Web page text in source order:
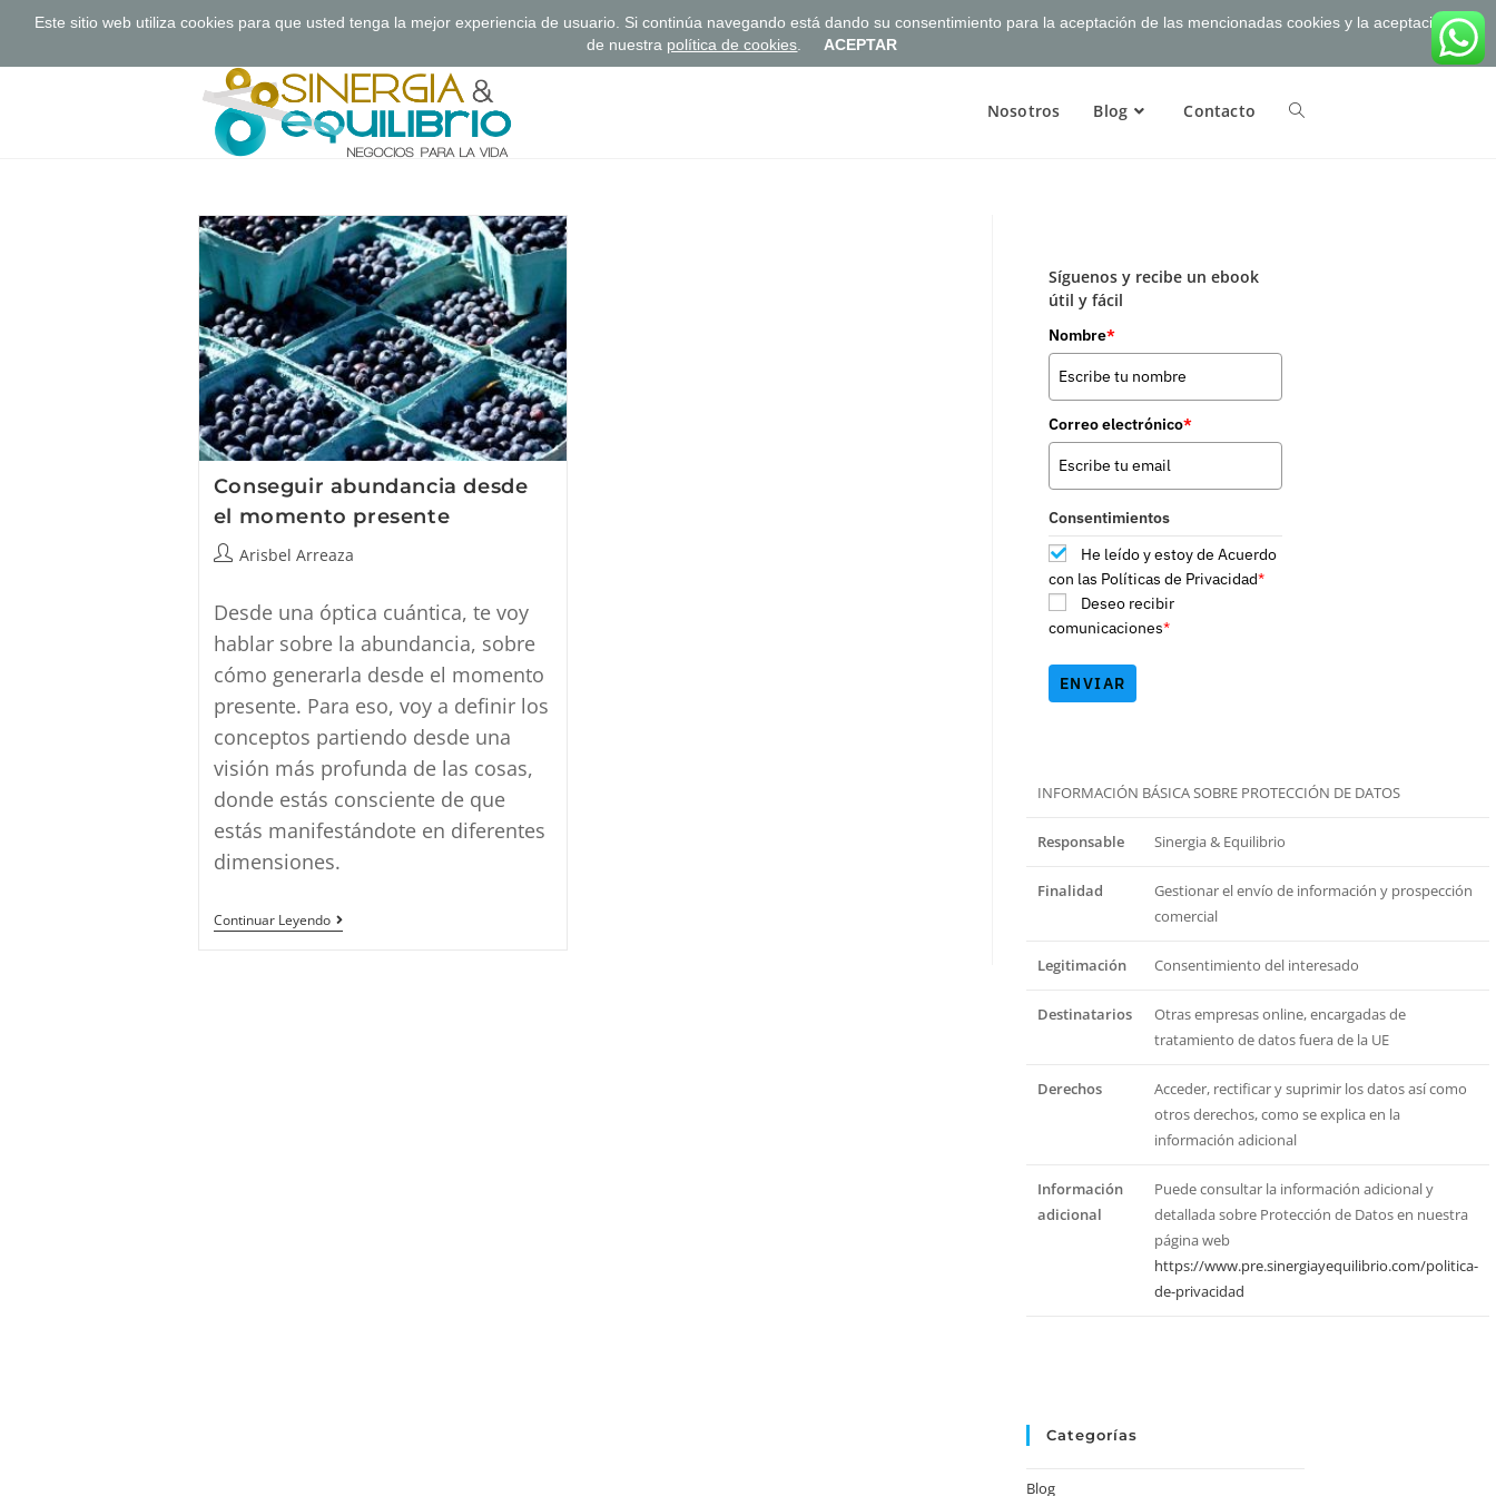
Nosotros Blog Contacto
Conseguir abundancia desde
el momento presente
Autor
la
entrada:
Arisbel Arreaza
Desde una óptica cuántica, te voy
hablar sobre la abundancia, sobre
cómo generarla desde el momento
presente. Para eso, voy a definir los
conceptos partiendo desde una
visión más profunda de las cosas,
donde estás consciente de que
estás manifestándote en diferentes
dimensiones.
Continuar LeyendoConseguir
Abundancia
Síguenos y recibe un ebook
útil y fácil
Nombre*
Correo electrónico*
Consentimientos
He leído y estoy de Acuerdo
con las Políticas de Privacidad*
Deseo recibir
comunicaciones*
ENVIAR
INFORMACIÓN BÁSICA SOBRE PROTECCIÓN DE DATOS
Responsable Sinergia & Equilibrio
Finalidad
Gestionar el envío de información y prospección
comercial
Legitimación Consentimiento del interesado
Destinatarios
Otras empresas online, encargadas de
tratamiento de datos fuera de la UE
Derechos
Acceder, rectificar y suprimir los datos así como
otros derechos, como se explica en la
información adicional
Información
adicional
Puede consultar la información adicional y
detallada sobre Protección de Datos en nuestra
página web
https://www.pre.sinergiayequilibrio.com/politica-
de-privacidad
Categorías
Blog
Este sitio web utiliza cookies para que usted tenga la mejor experiencia de usuario. Si continúa navegando está dando su consentimiento para la aceptación de las mencionadas cookies y la aceptación
de nuestra política de cookies ACEPTAR